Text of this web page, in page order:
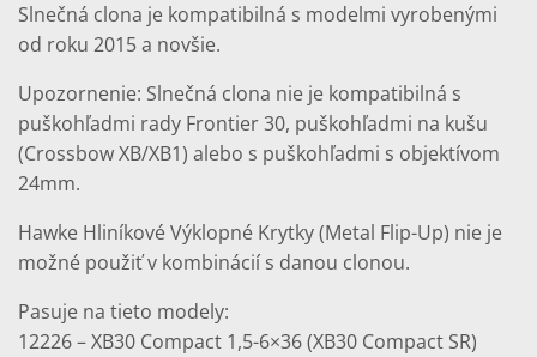
Slnečná clona je kompatibilná s modelmi vyrobenými
od roku 2015 a novšie.
Upozornenie: Slnečná clona nie je kompatibilná s
puškohľadmi rady Frontier 30, puškohľadmi na kušu
(Crossbow XB/XB1) alebo s puškohľadmi s objektívom
24mm.
Hawke Hliníkové Výklopné Krytky (Metal Flip-Up) nie je
možné použiť v kombinácií s danou clonou.
Pasuje na tieto modely:
12226 – XB30 Compact 1,5-6×36 (XB30 Compact SR)